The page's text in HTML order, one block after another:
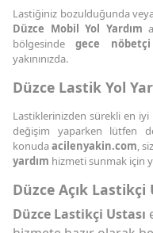
Lastiğiniz bozulduğunda
Düzce Mobil Yol Yardım
bölgesindegece
yakınınızda.
Düzce Lastik Yol
Lastiklerinizden sürekli en
değişim yaparken lütfen
konudaacilenyakin.com ,
yardım hizmeti sunmak için
Düzce Açık Lastikçi
Düzce Lastikçi Ustası